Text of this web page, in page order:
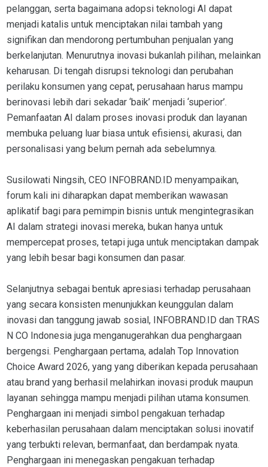
pelanggan, serta bagaimana adopsi teknologi AI dapat
menjadi katalis untuk menciptakan nilai tambah yang
signifikan dan mendorong pertumbuhan penjualan yang
berkelanjutan. Menurutnya inovasi bukanlah pilihan, melainkan
keharusan. Di tengah disrupsi teknologi dan perubahan
perilaku konsumen yang cepat, perusahaan harus mampu
berinovasi lebih dari sekadar ‘baik’ menjadi ‘superior’.
Pemanfaatan AI dalam proses inovasi produk dan layanan
membuka peluang luar biasa untuk efisiensi, akurasi, dan
personalisasi yang belum pernah ada sebelumnya.
Susilowati Ningsih, CEO INFOBRAND.ID menyampaikan,
forum kali ini diharapkan dapat memberikan wawasan
aplikatif bagi para pemimpin bisnis untuk mengintegrasikan
AI dalam strategi inovasi mereka, bukan hanya untuk
mempercepat proses, tetapi juga untuk menciptakan dampak
yang lebih besar bagi konsumen dan pasar.
Selanjutnya sebagai bentuk apresiasi terhadap perusahaan
yang secara konsisten menunjukkan keunggulan dalam
inovasi dan tanggung jawab sosial, INFOBRAND.ID dan TRAS
N CO Indonesia juga menganugerahkan dua penghargaan
bergengsi. Penghargaan pertama, adalah Top Innovation
Choice Award 2026, yang yang diberikan kepada perusahaan
atau brand yang berhasil melahirkan inovasi produk maupun
layanan sehingga mampu menjadi pilihan utama konsumen.
Penghargaan ini menjadi simbol pengakuan terhadap
keberhasilan perusahaan dalam menciptakan solusi inovatif
yang terbukti relevan, bermanfaat, dan berdampak nyata.
Penghargaan ini menegaskan pengakuan terhadap